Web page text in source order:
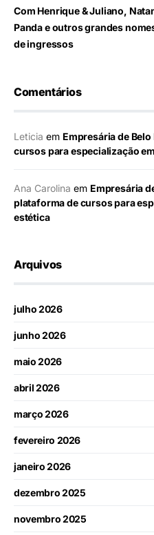
Com Henrique & Juliano,
Panda e outros grandes
de ingressos
Comentários
Leticia em Empresária de
cursos para especialização
Ana Carolina em Empresária
plataforma de cursos para
estética
Arquivos
julho 2026
junho 2026
maio 2026
abril 2026
março 2026
fevereiro 2026
janeiro 2026
dezembro 2025
novembro 2025